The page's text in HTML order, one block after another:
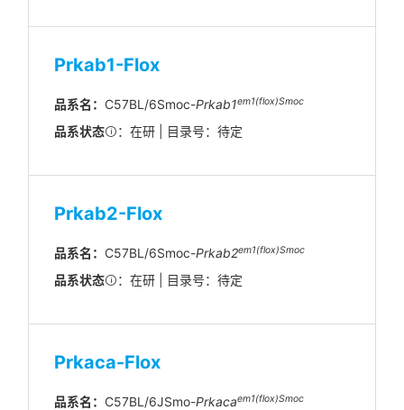
Prkab1-Flox
品系名： C57BL/6Smoc-Prkab1em1(flox)Smoc
品系状态 ：在研 | 目录号：待定
Prkab2-Flox
品系名： C57BL/6Smoc-Prkab2em1(flox)Smoc
品系状态 ：在研 | 目录号：待定
Prkaca-Flox
品系名： C57BL/6JSmo-Prkacaem1(flox)Smoc